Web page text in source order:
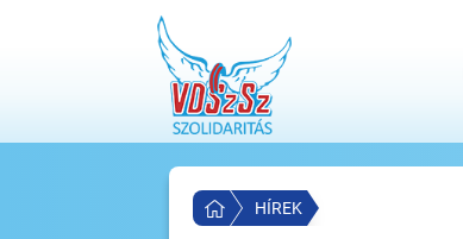
HÍREK